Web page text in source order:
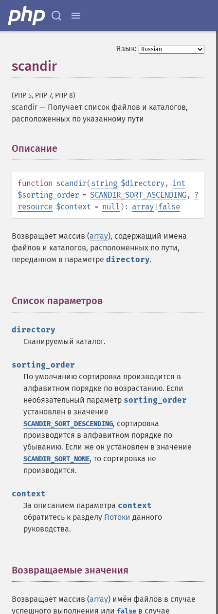
Язык:
scandir
(PHP 5, PHP 7, PHP 8)
scandir — Получает список файлов и каталогов,
расположенных по указанному пути
Описание
function scandir(string $directory,
int
$sorting_order = SCANDIR_SORT_ASCENDING, ?
resource $context = null ): array false
Возвращает массив (array), содержащий имена
файлов и каталогов, расположенных по пути,
переданном в параметре directory.
Список параметров
directory
Сканируемый каталог.
sorting_order
По умолчанию сортировка производится в
алфавитном порядке по возрастанию. Если
необязательный параметр sorting_order
установлен в значение
SCANDIR_SORT_DESCENDING, сортировка
производится в алфавитном порядке по
убыванию. Если же он установлен в значение
SCANDIR_SORT_NONE, то сортировка не
производится.
context
За описанием параметра context
обратитесь к разделу Потоки данного
руководства.
Возвращаемые значения
Возвращает массив (array) имён файлов в случае
успешного выполнения или false в случае